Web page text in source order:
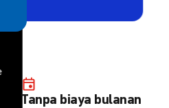
Tanpa biaya bulanan